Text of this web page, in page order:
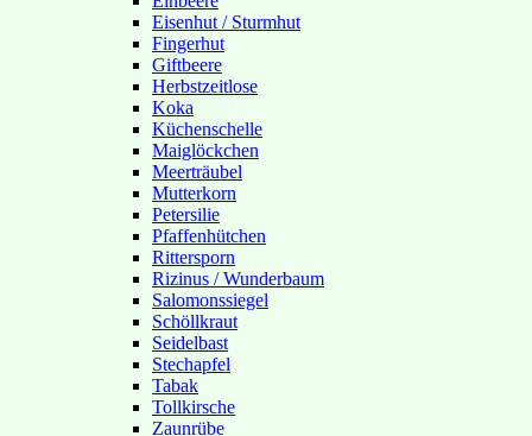
Eisenhut / Sturmhut
Fingerhut
Giftbeere
Herbstzeitlose
Koka
Küchenschelle
Maiglöckchen
Meerträubel
Mutterkorn
Petersilie
Pfaffenhütchen
Rittersporn
Rizinus / Wunderbaum
Salomonssiegel
Schöllkraut
Seidelbast
Stechapfel
Tabak
Tollkirsche
Zaunrübe